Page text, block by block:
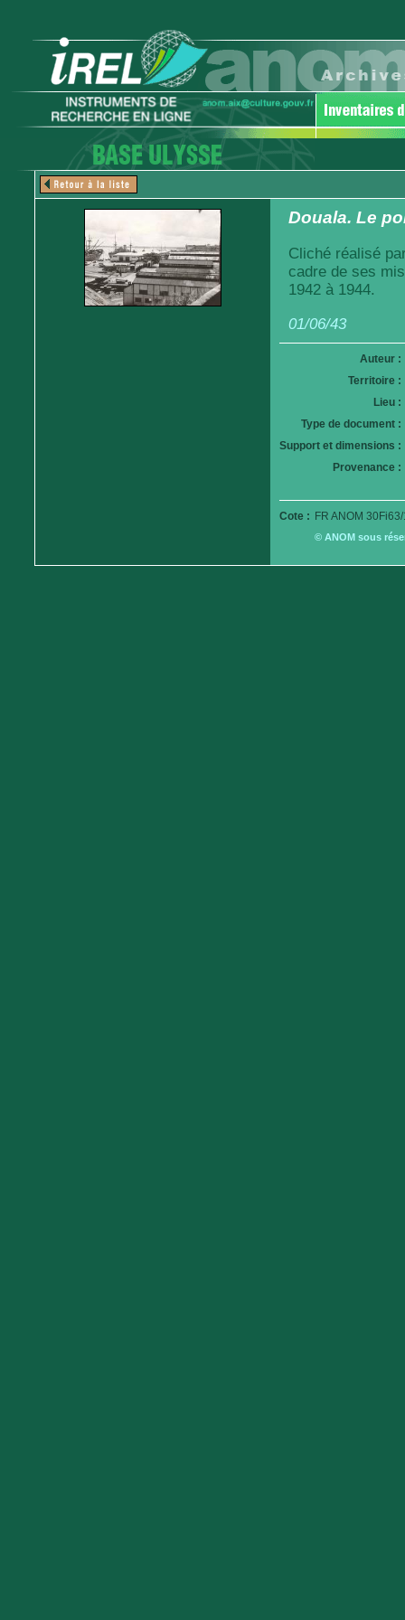
Douala. Le
Cliché réalisé
cadre de ses
1942 à 1944.
01/06/43
Auteur :
Territoire :
Lieu :
Type de document :
Support et dimensions :
Provenance :
Cote : FR ANOM
© ANOM sous